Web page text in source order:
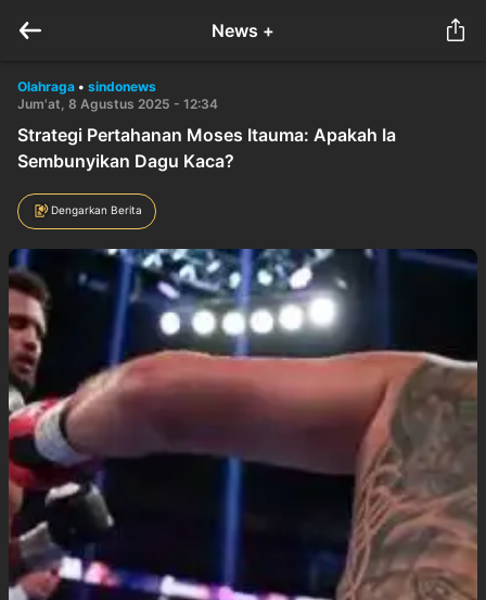
News +
Olahraga • sindonews
Jum'at, 8 Agustus 2025 - 12:34
Strategi Pertahanan Moses Itauma: Apakah Ia
Sembunyikan Dagu Kaca?
Dengarkan Berita